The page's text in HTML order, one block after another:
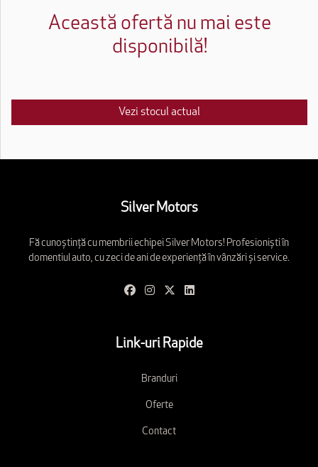
Această ofertă nu mai este
disponibilă!
Vezi stocul actual
Silver Motors
Fă cunoștință cu membrii echipei Silver Motors! Profesioniști în
domentiul auto, cu zeci de ani de experiență în vânzări și service.
Link-uri Rapide
Branduri
Oferte
Contact